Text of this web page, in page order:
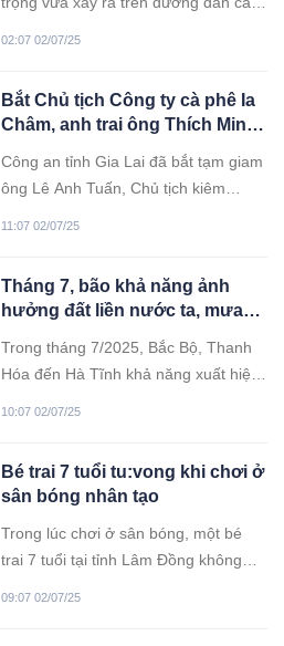
02:07 02/07/25
Bắt Chủ tịch Công ty cà phê Ia
Châm, anh trai ông Thích Minh
Công an tỉnh Gia Lai đã bắt tạm giam
ông Lê Anh Tuấn, Chủ tịch kiêm
11:07 02/07/25
Tháng 7, bão khả năng ảnh
hưởng đất liền nước ta, mưa
Trong tháng 7/2025, Bắc Bộ, Thanh
Hóa đến Hà Tĩnh khả năng xuất hiện
10:07 02/07/25
Bé trai 7 tuổi tu:vong khi chơi ở
sân bóng nhân tạo
Trong lúc chơi ở sân bóng, một bé
trai 7 tuổi tại tỉnh Lâm Đồng không
09:07 02/07/25